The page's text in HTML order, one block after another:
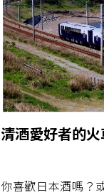
清酒愛好者的
你喜歡日本酒嗎？